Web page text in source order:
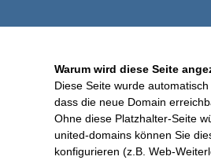
Warum wird diese Seite
Diese Seite wurde
dass die neue Domain
Ohne diese Platzhalter-Seite
united-domains können Sie
konfigurieren (z.B. Web-